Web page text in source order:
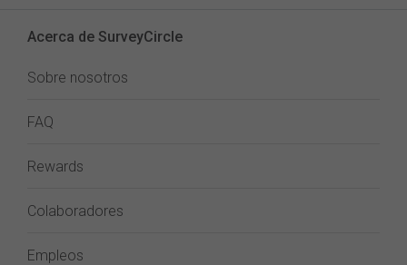
Acerca de SurveyCircle
Sobre nosotros
FAQ
Rewards
Colaboradores
Empleos